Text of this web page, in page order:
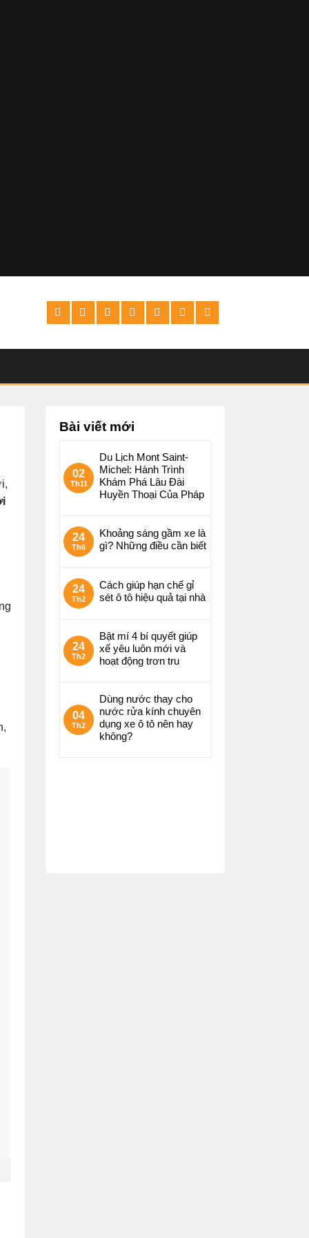
Bài viết mới
02
Th11
Du Lịch Mont Saint-
Michel: Hành Trình
Khám Phá Lâu Đài
Huyền Thoại Của Pháp
24
Th6
Khoảng sáng gầm xe là
gì? Những điều cần biết
24
Th2
Cách giúp hạn chế gỉ
sét ô tô hiệu quả tại nhà
24
Th2
Bật mí 4 bí quyết giúp
xế yêu luôn mới và
hoạt động trơn tru
04
Th2
Dùng nước thay cho
nước rửa kính chuyên
dụng xe ô tô nên hay
không?